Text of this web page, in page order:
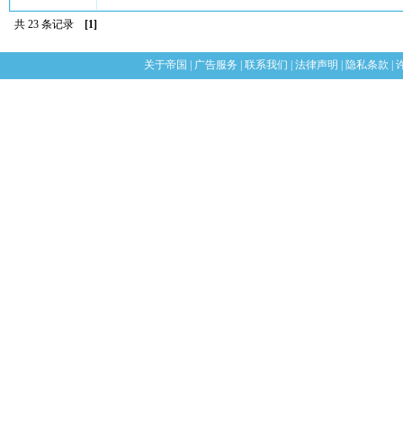
共 23 条记录 [1]
关于帝国 广告服务 联系我们 法律声明 隐私条款